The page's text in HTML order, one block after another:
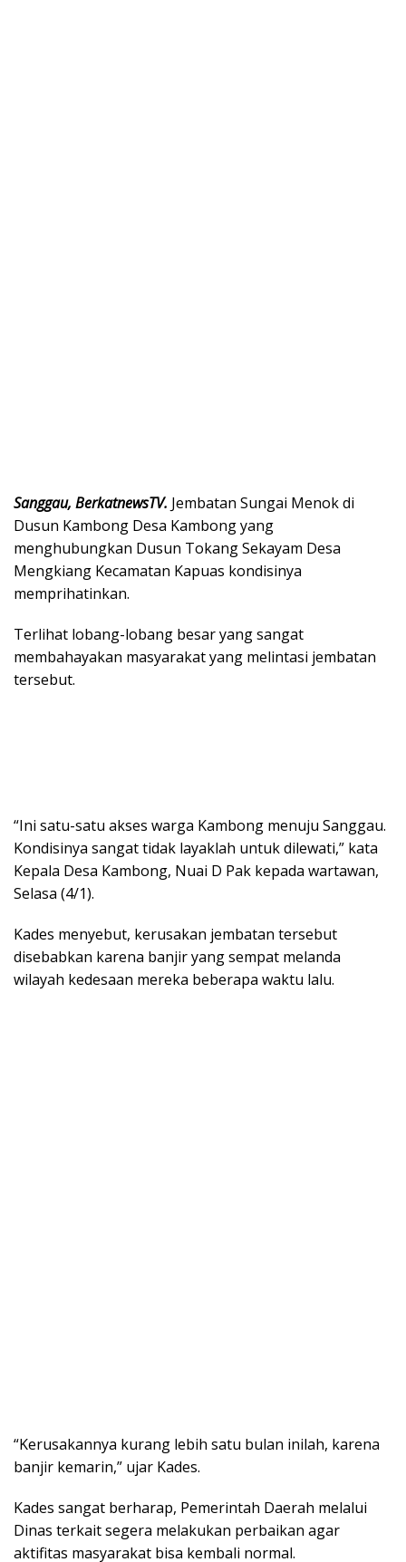
Sanggau, BerkatnewsTV. Jembatan Sungai Menok di
Dusun Kambong Desa Kambong yang
menghubungkan Dusun Tokang Sekayam Desa
Mengkiang Kecamatan Kapuas kondisinya
memprihatinkan.
Terlihat lobang-lobang besar yang sangat
membahayakan masyarakat yang melintasi jembatan
tersebut.
“Ini satu-satu akses warga Kambong menuju Sanggau.
Kondisinya sangat tidak layaklah untuk dilewati,” kata
Kepala Desa Kambong, Nuai D Pak kepada wartawan,
Selasa (4/1).
Kades menyebut, kerusakan jembatan tersebut
disebabkan karena banjir yang sempat melanda
wilayah kedesaan mereka beberapa waktu lalu.
“Kerusakannya kurang lebih satu bulan inilah, karena
banjir kemarin,” ujar Kades.
Kades sangat berharap, Pemerintah Daerah melalui
Dinas terkait segera melakukan perbaikan agar
aktifitas masyarakat bisa kembali normal.